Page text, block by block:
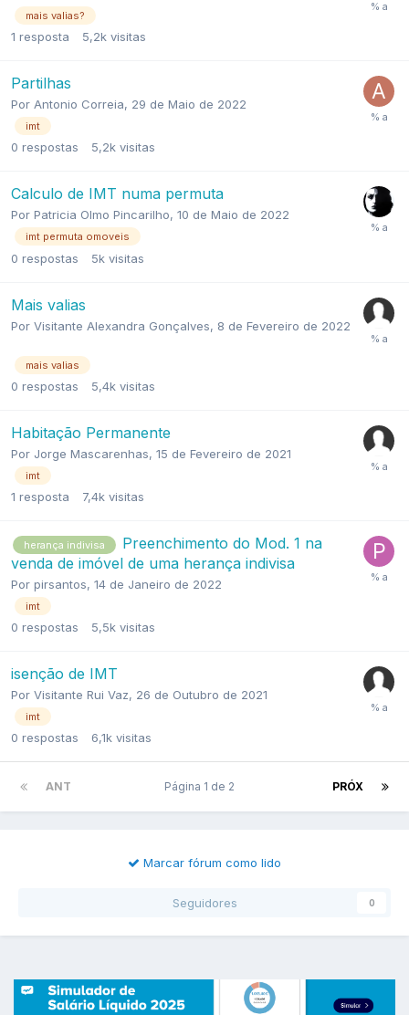
mais valias?
1 resposta 5,2k visitas
Partilhas
Por Antonio Correia, 29 de Maio de 2022
imt
0 respostas 5,2k visitas
Calculo de IMT numa permuta
Por Patricia Olmo Pincarilho, 10 de Maio de 2022
imt permuta omoveis
0 respostas 5k visitas
Mais valias
Por Visitante Alexandra Gonçalves, 8 de Fevereiro de 2022
mais valias
0 respostas 5,4k visitas
Habitação Permanente
Por Jorge Mascarenhas, 15 de Fevereiro de 2021
imt
1 resposta 7,4k visitas
herança indivisa
Preenchimento do Mod. 1 na
venda de imóvel de uma herança indivisa
Por pirsantos, 14 de Janeiro de 2022
imt
0 respostas 5,5k visitas
isenção de IMT
Por Visitante Rui Vaz, 26 de Outubro de 2021
imt
0 respostas 6,1k visitas
ANT PRÓX
Página 1 de 2
Marcar fórum como lido
Seguidores 0